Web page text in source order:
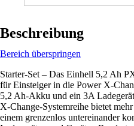
Beschreibung
Bereich überspringen
Starter-Set – Das Einhell 5,2 Ah
für Einsteiger in die Power X-
5,2 Ah-Akku und ein 3A
X-Change-Systemreihe bietet
einem grenzenlos untereinander